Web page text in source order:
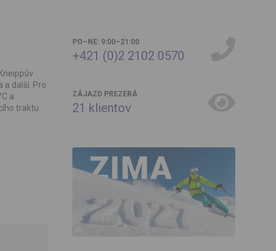
a další. Pro
a
traktu.
PO–NE: 9:00–21:00
+421 (0)2 2102 0570
ZÁJAZD PREZERÁ
21 klientov